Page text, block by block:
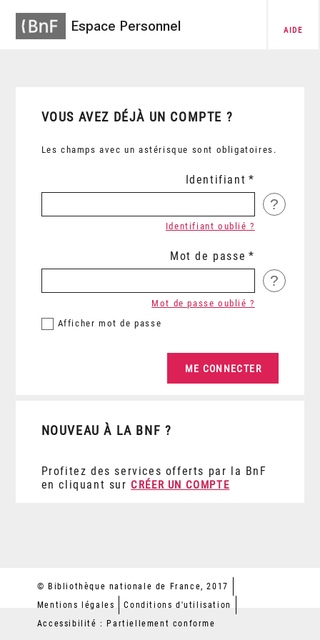
Espace Personnel AIDE
VOUS AVEZ DÉJÀ UN COMPTE ?
Les champs avec un astérisque sont obligatoires.
Identifiant
?
Identifiant oublié ?
Mot de passe
?
Afficher mot de passe
Mot de passe oublié ?
NOUVEAU À LA BNF ?
Profitez des services offerts par la BnF
en cliquant sur CRÉER UN COMPTE
© Bibliothèque nationale de France, 2017
Mentions légales
Conditions d'utilisation
Accessibilité : Partiellement conforme